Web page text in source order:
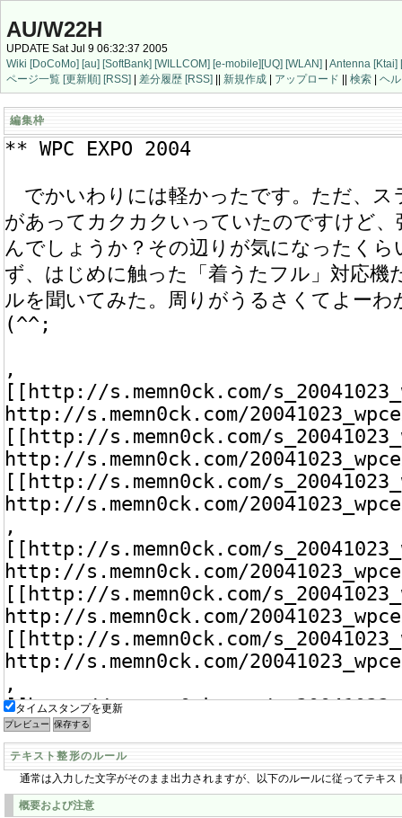
AU/W22H
UPDATE Sat Jul 9 06:32:37 2005
Wiki [DoCoMo] [au] [SoftBank] [WILLCOM] [e-mobile][UQ] [WLAN] | Antenna [Ktai]
ページ一覧 [更新順] [RSS] | 差分履歴 [RSS] || 新規作成 | アップロード || 検索 | ヘ
編集枠
タイムスタンプを更新
テキスト整形のルール
通常は入力した文字がそのまま出力されますが、以下のルールに従ってテキス
概要および注意